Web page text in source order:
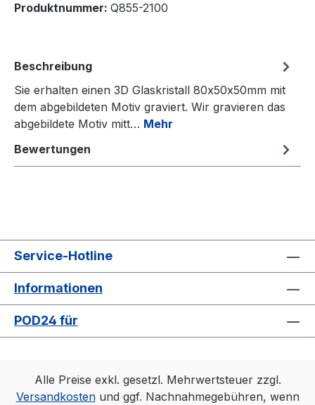
Produktnummer: Q855-2100
Beschreibung
Sie erhalten einen 3D Glaskristall 80x50x50mm mit
dem abgebildeten Motiv graviert. Wir gravieren das
abgebildete Motiv mitt… Mehr
Bewertungen
Service-Hotline
Informationen
POD24 für
Alle Preise exkl. gesetzl. Mehrwertsteuer zzgl.
Versandkostenund ggf. Nachnahmegebühren, wenn